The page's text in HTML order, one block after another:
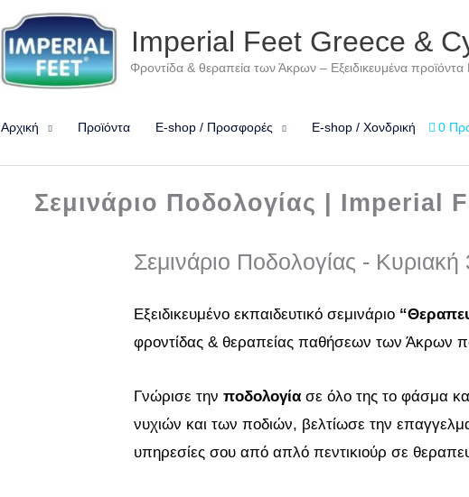
Imperial Feet Greece &
Φροντίδα & θεραπεία των Άκρων – Εξειδικευμένα προϊόντα
Αρχική Προϊόντα E-shop / Προσφορές E-shop / Χονδρική 0
Σεμινάριο Ποδολογίας | Imperial
Σεμινάριο Ποδολογίας -
Εξειδικευμένο εκπαιδευτικό σεμινάριο
φροντίδας & θεραπείας παθήσεων των Άκρων
Γνώρισε την ποδολογίασε όλο της το φάσμα
νυχιών και των ποδιών, βελτίωσε την
υπηρεσίες σου από απλό πεντικιούρ σε